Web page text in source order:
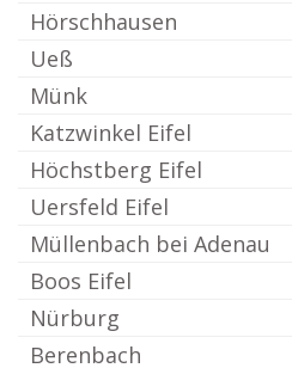
Hörschhausen
Ueß
Münk
Katzwinkel Eifel
Höchstberg Eifel
Uersfeld Eifel
Müllenbach bei Adenau
Boos Eifel
Nürburg
Berenbach